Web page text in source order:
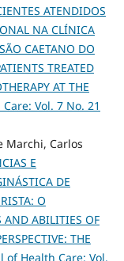
ATENDIDOS
NA CLÍNICA
CAETANO DO
TREATED
AT THE
Vol. 7 No. 21
Marchi, Carlos
E
DE
O
AND ABILITIES OF
THE
of Health Care: Vol.